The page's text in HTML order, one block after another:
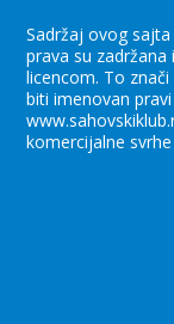
Sadržaj ovog
prava su
licencom. To
biti imenovan
komercijalne